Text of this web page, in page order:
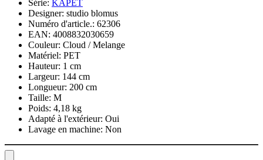
Série: KAPET
Designer: studio blomus
Numéro d'article.: 62306
EAN: 4008832030659
Couleur: Cloud / Melange
Matériel: PET
Hauteur: 1 cm
Largeur: 144 cm
Longueur: 200 cm
Taille: M
Poids: 4,18 kg
Adapté à l'extérieur: Oui
Lavage en machine: Non